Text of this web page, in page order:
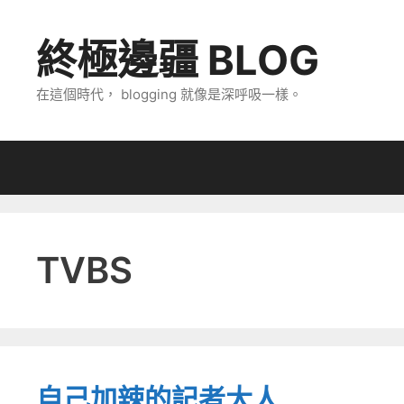
終極邊疆 BLOG
在這個時代， blogging 就像是深呼吸一樣。
TVBS